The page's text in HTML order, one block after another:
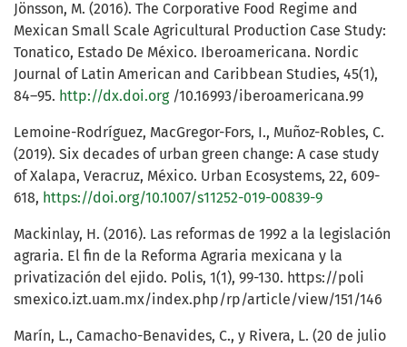
Jönsson, M. (2016). The Corporative Food Regime and
Mexican Small Scale Agricultural Production Case Study:
Tonatico, Estado De México. Iberoamericana. Nordic
Journal of Latin American and Caribbean Studies, 45(1),
84–95. http://dx.doi.org/10.16993/iberoamericana.99
Lemoine-Rodríguez, MacGregor-Fors, I., Muñoz-Robles, C.
(2019). Six decades of urban green change: A case study
of Xalapa, Veracruz, México. Urban Ecosystems, 22, 609-
618, https://doi.org/10.1007/s11252-019-00839-9
Mackinlay, H. (2016). Las reformas de 1992 a la legislación
agraria. El fin de la Reforma Agraria mexicana y la
privatización del ejido. Polis, 1(1), 99-130. https://poli
smexico.izt.uam.mx/index.php/rp/article/view/151/146
Marín, L., Camacho-Benavides, C., y Rivera, L. (20 de julio